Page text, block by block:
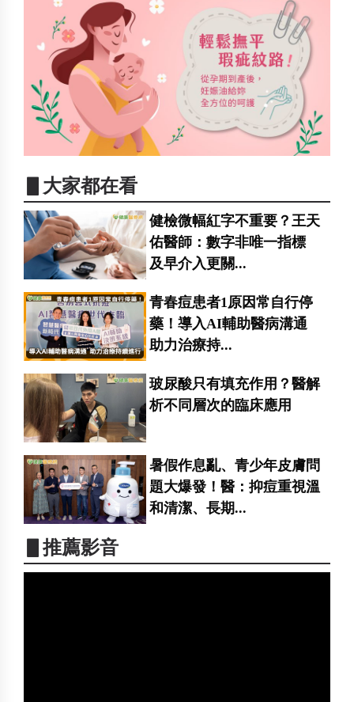
▋大家都在看
健檢微幅紅字不重要？王天
佑醫師：數字非唯一指標
及早介入更關...
青春痘患者1原因常自行停
藥！導入AI輔助醫病溝通
助力治療持...
玻尿酸只有填充作用？醫解
析不同層次的臨床應用
暑假作息亂、青少年皮膚問
題大爆發！醫：抑痘重視溫
和清潔、長期...
▋推薦影音